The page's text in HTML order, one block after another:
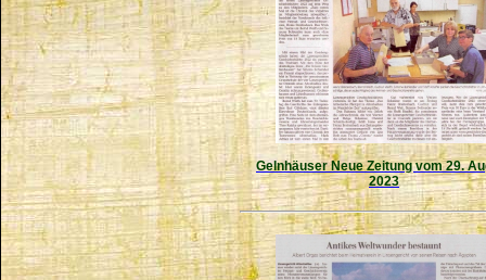
Gelnhäuser Neue Zeitung vom 29.
2023